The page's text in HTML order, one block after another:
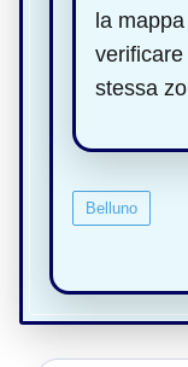
la
stessa
Belluno